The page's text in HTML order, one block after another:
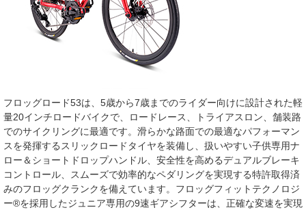
フロッグロード53は、5歳から7歳までのライダー向けに設計された軽
量20インチロードバイクで、ロードレース、トライアスロン、舗装路
でのサイクリングに最適です。滑らかな路面での最適なパフォーマン
スを発揮するスリックロードタイヤを装備し、扱いやすい子供専用ナ
ロー＆ショートドロップハンドル、安全性を高めるデュアルブレーキ
コントロール、スムーズで効率的なペダリングを実現する特許取得済
みのフロッグクランクを備えています。フロッグフィットテクノロジ
ー®を採用したジュニア専用の9速ギアシフターは、正確な変速を実現